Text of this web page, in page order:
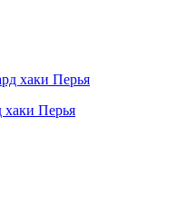
хаки Перья